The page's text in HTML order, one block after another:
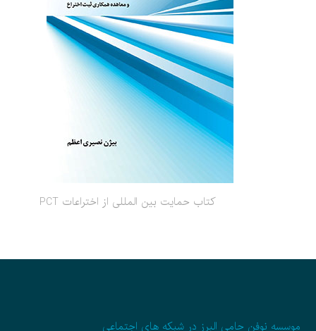
کتاب حمایت بین المللی از اختراعات PCT
موسسه نوفن حامی البرز در شبکه های اجتماعی